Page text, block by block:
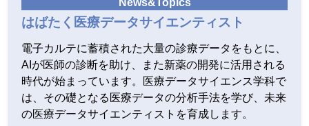
はばたく医療データサイエンティスト
電子カルテに蓄積された大量の診療データをもとに、
AIが医師の診断を助け、また新薬の開発に活用される
時代が始まっています。医療データサイエンス学科で
は、その礎となる医療データの分析手法を学び、未来
の医療データサイエンティストを育成します。